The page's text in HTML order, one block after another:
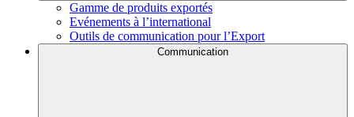
Gamme de produits exportés
Evénements à l’international
Outils de communication pour l’Export
Communication